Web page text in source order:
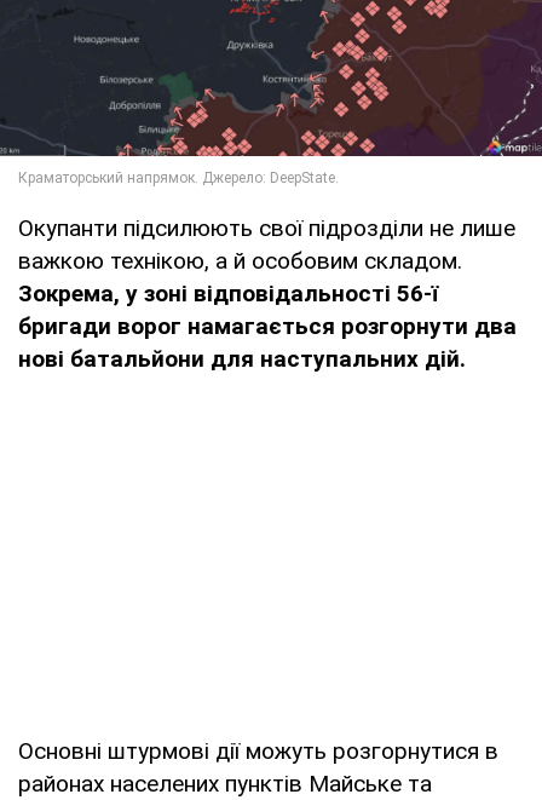
Окупанти підсилюють свої підрозділи не лише
важкою технікою, а й особовим складом.
Зокрема, у зоні відповідальності 56-ї
бригади ворог намагається розгорнути два
нові батальйони для наступальних дій.
Основні штурмові дії можуть розгорнутися в
районах населених пунктів Майське та